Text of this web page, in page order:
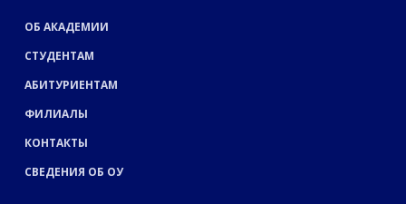
ОБ АКАДЕМИИ
СТУДЕНТАМ
АБИТУРИЕНТАМ
ФИЛИАЛЫ
КОНТАКТЫ
СВЕДЕНИЯ ОБ ОУ